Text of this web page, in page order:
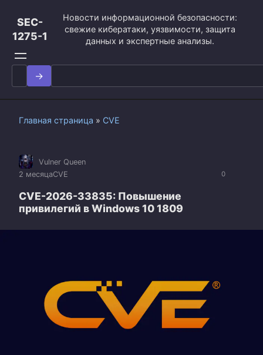
контенту
SEC-
1275-1
Новости информационной безопасности:
свежие кибератаки, уязвимости, защита
данных и экспертные анализы.
Search
for:
Главная страница » CVE
0
Vulner Queen
2 месяцаCVE
CVE-2026-33835: Повышение
привилегий в Windows 10 1809